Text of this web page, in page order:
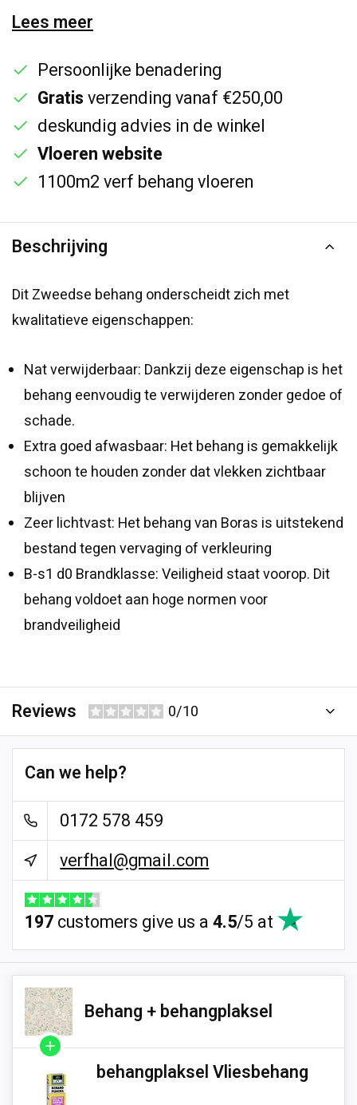
Lees meer
Persoonlijke benadering
Gratisverzending vanaf €250,00
deskundig advies in de winkel
Vloeren website
1100m2 verf behang vloeren
Beschrijving
Dit Zweedse behang onderscheidt zich met
kwalitatieve eigenschappen:
Nat verwijderbaar: Dankzij deze eigenschap is het
behang eenvoudig te verwijderen zonder gedoe of
schade.
Extra goed afwasbaar: Het behang is gemakkelijk
schoon te houden zonder dat vlekken zichtbaar
blijven
Zeer lichtvast: Het behang van Boras is uitstekend
bestand tegen vervaging of verkleuring
B-s1 d0 Brandklasse: Veiligheid staat voorop. Dit
behang voldoet aan hoge normen voor
brandveiligheid
Reviews 0/10
Can we help?
0172 578 459
verfhal@gmail.com
197customers give us a4.5/5 at
Behang + behangplaksel
behangplaksel Vliesbehang